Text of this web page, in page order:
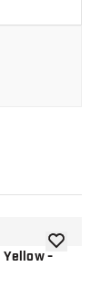
Yellow -Zur